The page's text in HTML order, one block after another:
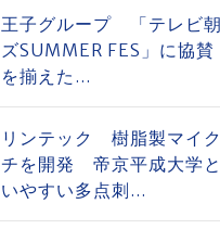
王子グループ 「テレビ
ズSUMMER FES」に協
を揃えた...
リンテック 樹脂製マイ
チを開発 帝京平成大学
いやすい多点刺...